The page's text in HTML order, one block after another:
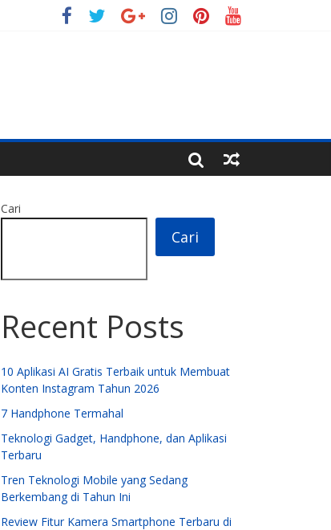
Cari
Cari
Recent Posts
10 Aplikasi AI Gratis Terbaik untuk Membuat
Konten Instagram Tahun 2026
7 Handphone Termahal
Teknologi Gadget, Handphone, dan Aplikasi
Terbaru
Tren Teknologi Mobile yang Sedang
Berkembang di Tahun Ini
Review Fitur Kamera Smartphone Terbaru di